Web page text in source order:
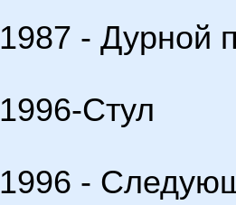
1987 - Дурной
1996-Стул
1996 -